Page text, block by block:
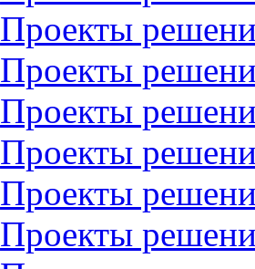
Проекты
Проекты
Проекты
Проекты
Проекты
Проекты